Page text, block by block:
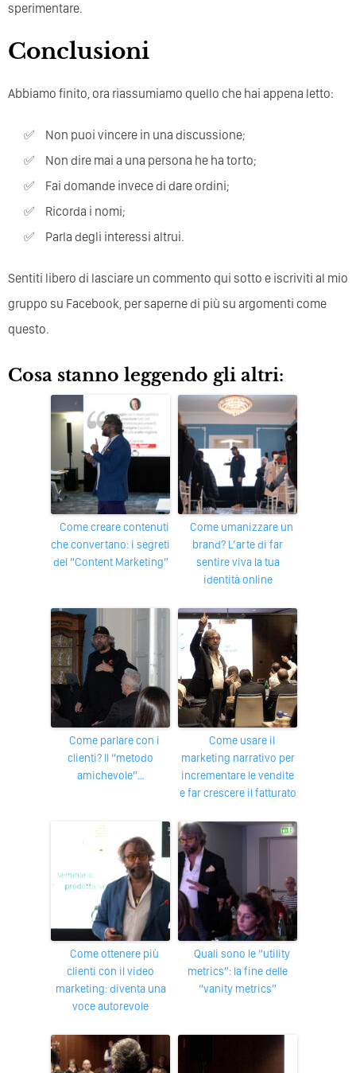
sperimentare.
Conclusioni
Abbiamo finito, ora riassumiamo quello che hai appena letto:
Non puoi vincere in una discussione;
Non dire mai a una persona he ha torto;
Fai domande invece di dare ordini;
Ricorda i nomi;
Parla degli interessi altrui.
Sentiti libero di lasciare un commento qui sotto e iscriviti al mio
gruppo su Facebook, per saperne di più su argomenti come
questo.
Cosa stanno leggendo gli altri:
Come creare contenuti
che convertano: i segreti
del “Content Marketing”
Come umanizzare un
brand? L’arte di far
sentire viva la tua
identità online
Come parlare con i
clienti? Il “metodo
amichevole”…
Come usare il
marketing narrativo per
incrementare le vendite
e far crescere il fatturato
Come ottenere più
clienti con il video
marketing: diventa una
voce autorevole
Quali sono le “utility
metrics”: la fine delle
“vanity metrics”